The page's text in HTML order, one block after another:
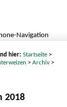
hier: Startseite>
>Archiv >
2018